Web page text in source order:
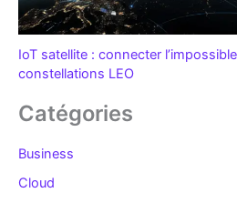
IoT satellite : connecter
constellations LEO
Catégories
Business
Cloud